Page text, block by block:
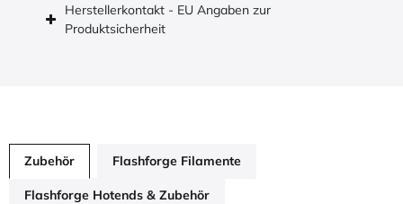
Herstellerkontakt - EU Angaben zur
Produktsicherheit
Zubehör Flashforge Filamente
Flashforge Hotends & Zubehör